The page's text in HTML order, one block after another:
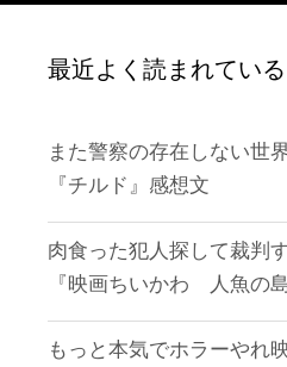
最近よく読まれてい
また警察の存在しない世
『チルド』感想文
肉食った犯人探して裁判
『映画ちいかわ 人魚の
もっと本気でホラーやれ